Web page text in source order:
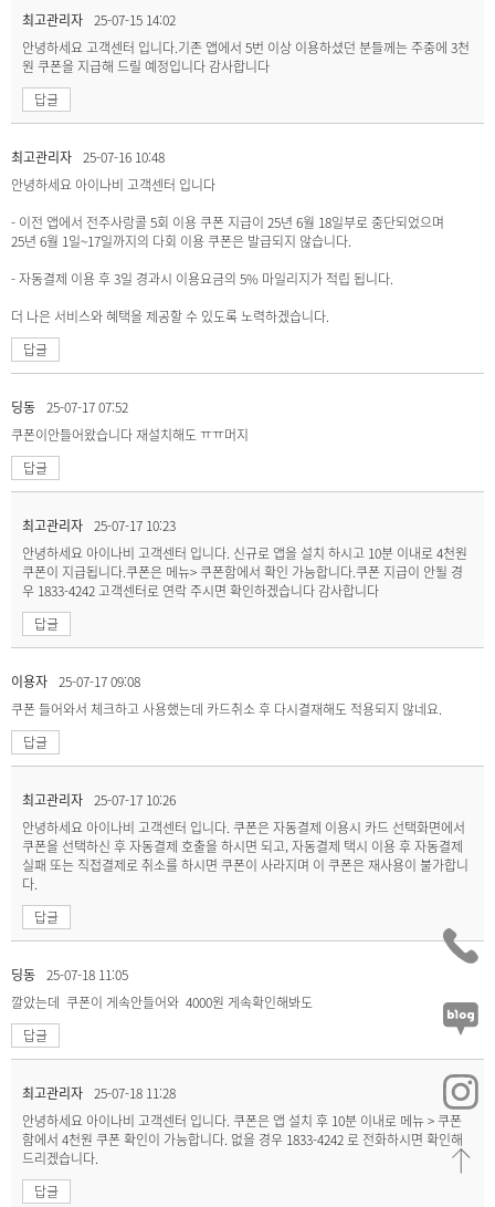
최고관리자 25-07-15 14:02
안녕하세요 고객센터 입니다.기존 앱에서 5번 이상 이용하셨던 분들께는 주중에 3천
원 쿠폰을 지급해 드릴 예정입니다 감사합니다
답글
최고관리자 25-07-16 10:48
안녕하세요 아이나비 고객센터 입니다
- 이전 앱에서 전주사랑콜 5회 이용 쿠폰 지급이 25년 6월 18일부로 중단되었으며
25년 6월 1일~17일까지의 다회 이용 쿠폰은 발급되지 않습니다.
- 자동결제 이용 후 3일 경과시 이용요금의 5% 마일리지가 적립 됩니다.
더 나은 서비스와 혜택을 제공할 수 있도록 노력하겠습니다.
답글
딩동 25-07-17 07:52
쿠폰이안들어왔습니다 재설치해도 ㅠㅠ머지
답글
최고관리자 25-07-17 10:23
안녕하세요 아이나비 고객센터 입니다. 신규로 앱을 설치 하시고 10분 이내로 4천원
쿠폰이 지급됩니다.쿠폰은 메뉴> 쿠폰함에서 확인 가능합니다.쿠폰 지급이 안될 경
우 1833-4242 고객센터로 연락 주시면 확인하겠습니다 감사합니다
답글
이용자 25-07-17 09:08
쿠폰 들어와서 체크하고 사용했는데 카드취소 후 다시결재해도 적용되지 않네요.
답글
최고관리자 25-07-17 10:26
안녕하세요 아이나비 고객센터 입니다. 쿠폰은 자동결제 이용시 카드 선택화면에서
쿠폰을 선택하신 후 자동결제 호출을 하시면 되고, 자동결제 택시 이용 후 자동결제
실패 또는 직접결제로 취소를 하시면 쿠폰이 사라지며 이 쿠폰은 재사용이 불가합니
다.
답글
딩동 25-07-18 11:05
깔았는데 쿠폰이 게속안들어와 4000원 게속확인해봐도
답글
최고관리자 25-07-18 11:28
안녕하세요 아이나비 고객센터 입니다. 쿠폰은 앱 설치 후 10분 이내로 메뉴 > 쿠폰
함에서 4천원 쿠폰 확인이 가능합니다. 없을 경우 1833-4242 로 전화하시면 확인해
드리겠습니다.
답글